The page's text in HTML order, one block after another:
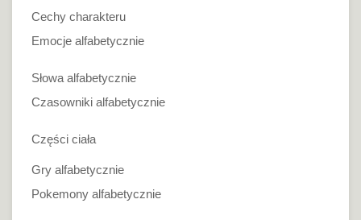
Cechy charakteru
Emocje alfabetycznie
Słowa alfabetycznie
Czasowniki alfabetycznie
Części ciała
Gry alfabetycznie
Pokemony alfabetycznie